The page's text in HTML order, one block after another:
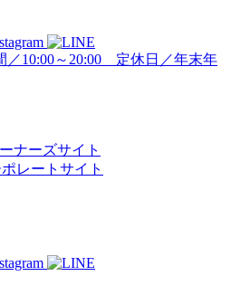
／10:00～20:00 定休日／年末年
ナーズサイト
レートサイト